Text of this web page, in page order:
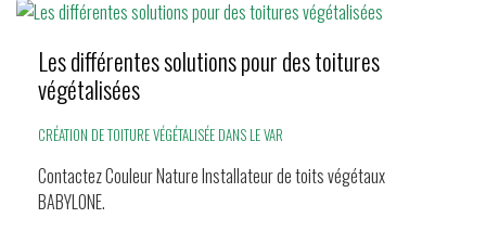
Les différentes solutions pour des toitures
végétalisées
CRÉATION DE TOITURE VÉGÉTALISÉE DANS LE VAR
Contactez Couleur Nature Installateur de toits végétaux
BABYLONE.